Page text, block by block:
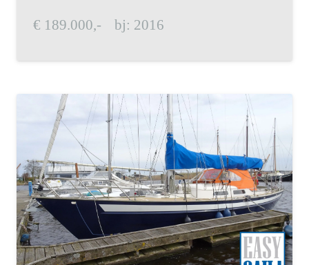
€ 189.000,- bj: 2016